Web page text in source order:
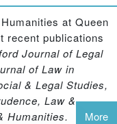
for injustice, and is
at Queen
recent publications
Journal of Legal
of Law in
& Legal Studies,
Law &
Humanities. More